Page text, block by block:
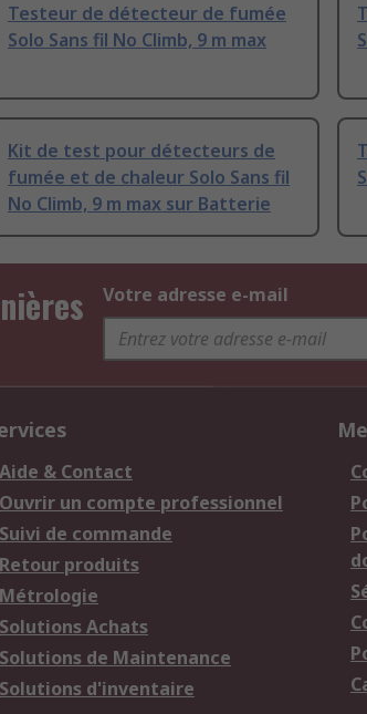
Testeur de détecteur de fumée
Solo Sans fil No Climb, 9 m max
Kit de test pour détecteurs de
fumée et de chaleur Solo Sans fil
No Climb, 9 m max sur Batterie
Votre adresse e-mail
Aide & Contact
Ouvrir un compte professionnel
Suivi de commande
Retour produits
Métrologie
Solutions Achats
Solutions de Maintenance
Solutions d'inventaire